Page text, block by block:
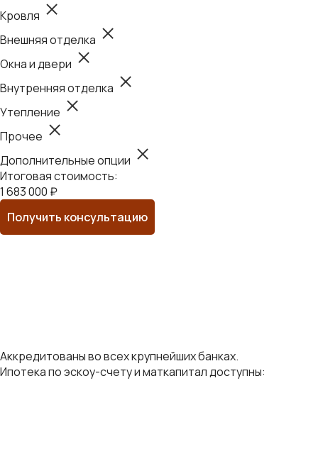
Кровля
Внешняя отделка
Окна и двери
Внутренняя отделка
Утепление
Прочее
Дополнительные опции
Итоговая стоимость:
1 683 000 ₽
Получить консультацию
Аккредитованы во всех крупнейших банках.
Ипотека по эскоу-счету и маткапитал доступны: